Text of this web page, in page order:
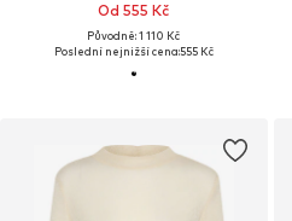
Od 555 Kč
Původně: 1 110 Kč
Poslední nejnižší cena:555 Kč